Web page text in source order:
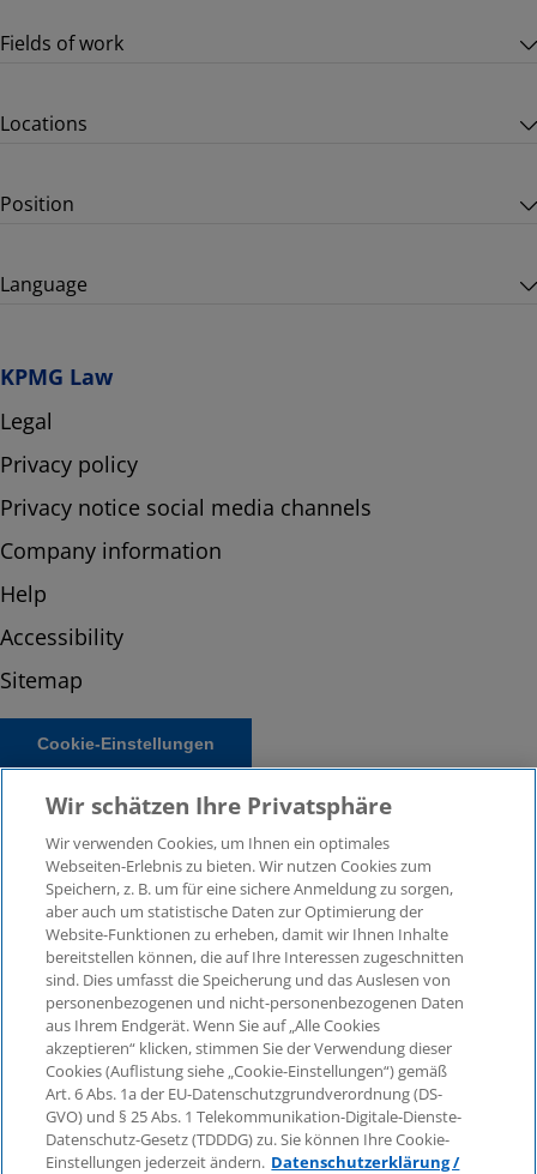
Fields of work
Locations
Position
Language
KPMG Law
Legal
Privacy policy
Privacy notice social media channels
Company information
Help
Accessibility
Sitemap
Cookie-Einstellungen
© 2026 KPMG Law Rechtsanwaltsgesellschaft mbH,
associated with KPMG AG Wirtschaftsprüfungsgesellschaft,
a public limited company under German law and a
member of the global KPMG organisation of independent
member firms affiliated with KPMG International Limited, a
Private English Company Limited by Guarantee. All rights
reserved. For more details on the structure of KPMG’s
global organisation, please visit
Wir schätzen Ihre Privatsphäre
Wir verwenden Cookies, um Ihnen ein optimales
Webseiten-Erlebnis zu bieten. Wir nutzen Cookies zum
Speichern, z. B. um für eine sichere Anmeldung zu sorgen,
aber auch um statistische Daten zur Optimierung der
Website-Funktionen zu erheben, damit wir Ihnen Inhalte
bereitstellen können, die auf Ihre Interessen zugeschnitten
sind. Dies umfasst die Speicherung und das Auslesen von
personenbezogenen und nicht-personenbezogenen Daten
aus Ihrem Endgerät. Wenn Sie auf „Alle Cookies
akzeptieren“ klicken, stimmen Sie der Verwendung dieser
Cookies (Auflistung siehe „Cookie-Einstellungen“) gemäß
Art. 6 Abs. 1a der EU-Datenschutzgrundverordnung (DS-
GVO) und § 25 Abs. 1 Telekommunikation-Digitale-Dienste-
Datenschutz-Gesetz (TDDDG) zu. Sie können Ihre Cookie-
Einstellungen jederzeit ändern. Datenschutzerklärung /